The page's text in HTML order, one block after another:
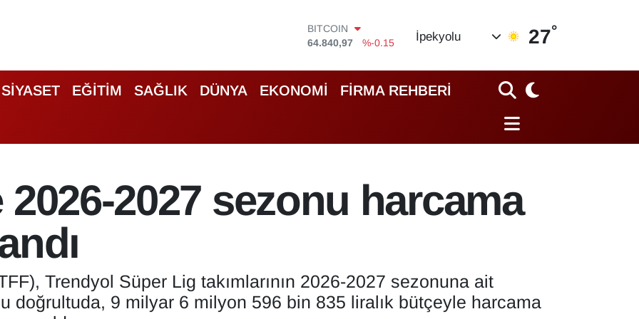
DOLAR
47,7436
%0.18
55,2510
%0.32
STERLİN
64,4811
%0.38
BİST100
%-0.15
İpekyolu 27°
SİYASET EĞİTİM SAĞLIK DÜNYA EKONOMİ FİRMA REHBERİ
2026-2027 sezonu harcama
Trendyol Süper Lig takımlarının 2026-2027 sezonuna ait
doğrultuda, 9 milyar 6 milyon 596 bin 835 liralık bütçeyle harcama